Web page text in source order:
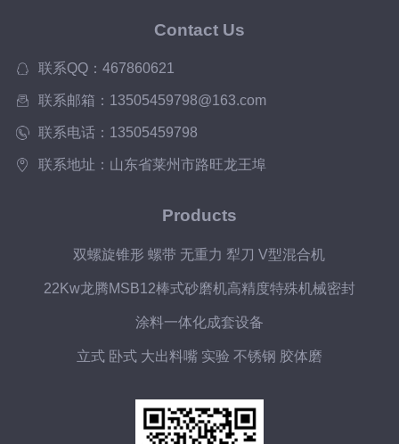
Contact Us
联系QQ：467860621
联系邮箱：13505459798@163.com
联系电话：13505459798
联系地址：山东省莱州市路旺龙王埠
Products
双螺旋锥形 螺带 无重力 犁刀 V型混合机
22Kw龙腾MSB12棒式砂磨机高精度特殊机械密封
涂料一体化成套设备
立式 卧式 大出料嘴 实验 不锈钢 胶体磨